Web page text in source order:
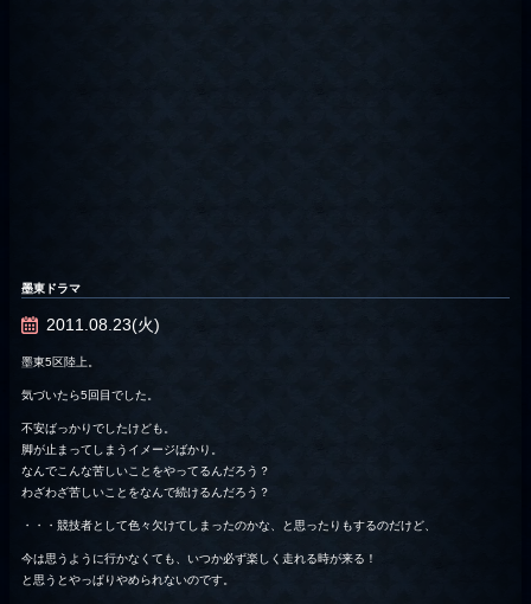
墨東ドラマ
2011.08.23(火)
墨東5区陸上。
気づいたら5回目でした。
不安ばっかりでしたけども。
脚が止まってしまうイメージばかり。
なんでこんな苦しいことをやってるんだろう？
わざわざ苦しいことをなんで続けるんだろう？
・・・競技者として色々欠けてしまったのかな、と思ったりもするのだけど、
今は思うように行かなくても、いつか必ず楽しく走れる時が来る！
と思うとやっぱりやめられないのです。